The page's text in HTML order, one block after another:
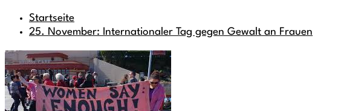
Startseite
25. November: Internationaler Tag gegen Gewalt an Frauen